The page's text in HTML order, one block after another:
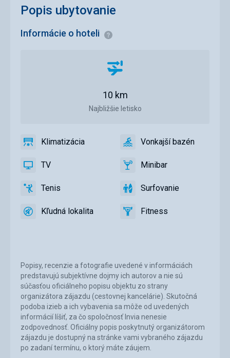
Popisy, recenzie a fotografie uvedené v informáciách
predstavujú subjektívne dojmy ich autorov a nie sú
súčasťou oficiálneho popisu objektu zo strany
organizátora zájazdu (cestovnej kancelárie). Skutočná
podoba izieb a ich vybavenia sa môže od uvedených
informácií líšiť, za čo spoločnosť Invia nenesie
zodpovednosť. Oficiálny popis poskytnutý organizátorom
zájazdu je dostupný na stránke vami vybraného zájazdu
po zadaní termínu, o ktorý máte záujem.
Popis ubytovanie
Informácie o hoteli Informácie
Vzdialenosť
letiska
Najbližšie letisko
10 km
Klimatizácia
Klimatizácia
áno
VonkajšíVonkajší bazén
áno
TV TV
áno MinibarMinibar
áno
TenisTenis
áno Surfovanie
Surfovanie
áno
KľudnáKľudná lokalita
áno FitnessFitness
áno